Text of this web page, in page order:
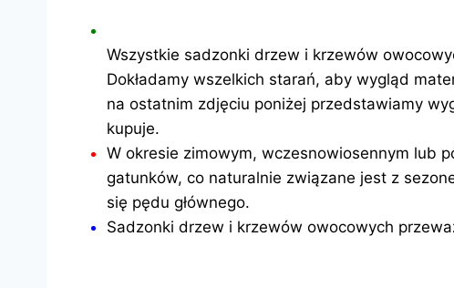
Wszystkie sadzonki drzew i krzewów
Dokładamy wszelkich starań, aby wygląd
na ostatnim zdjęciu poniżej przedstawiamy
kupuje.
W okresie zimowym, wczesnowiosennym lub
gatunków, co naturalnie związane jest z
się pędu głównego.
Sadzonki drzew i krzewów owocowych